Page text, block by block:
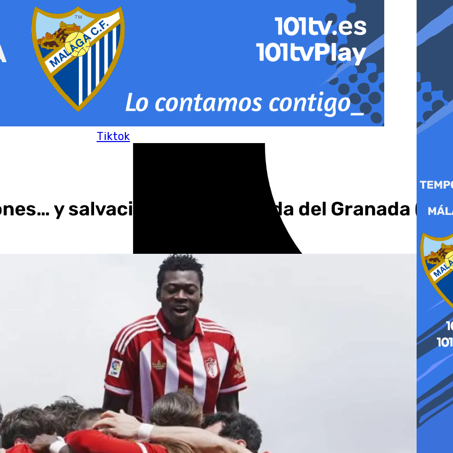
Tiktok
y salvación casi amarrada del Granada (1-